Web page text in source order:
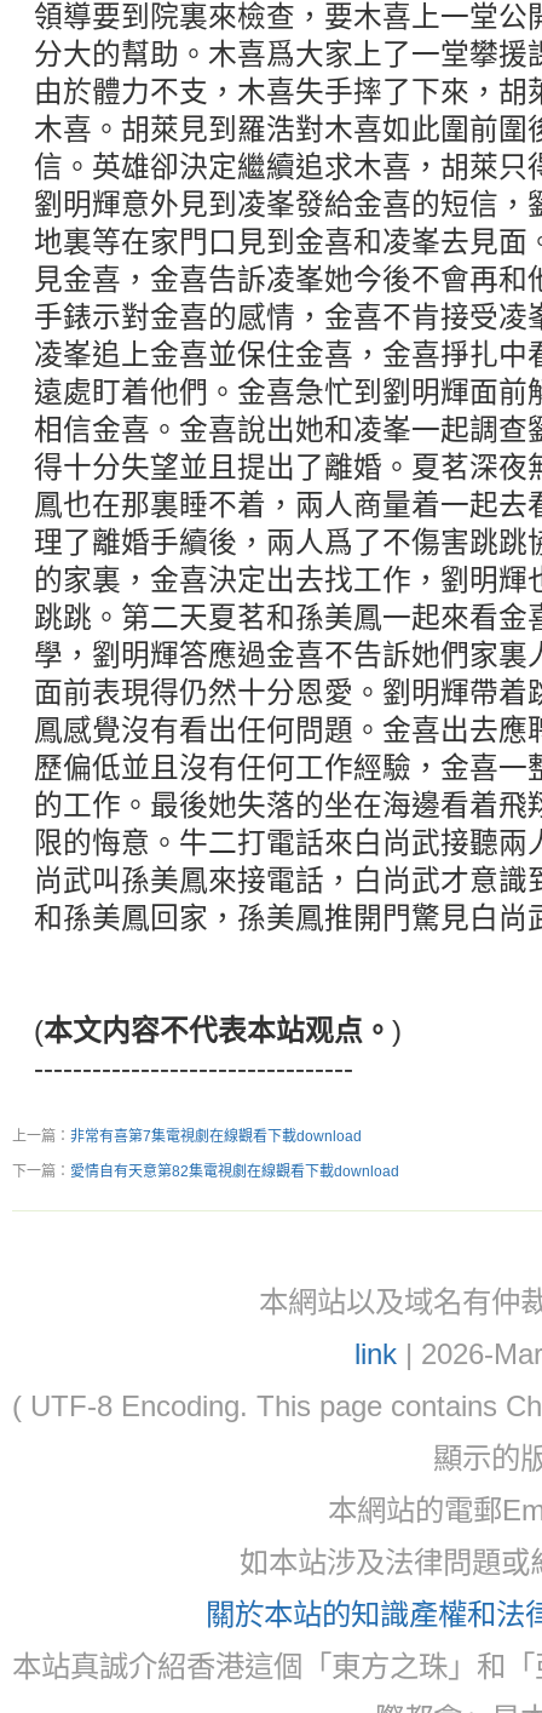
領導要到院裏來檢查，要木喜上一堂公
分大的幫助。木喜爲大家上了一堂攀援
由於體力不支，木喜失手摔了下來，胡
木喜。胡萊見到羅浩對木喜如此圍前圍
信。英雄卻決定繼續追求木喜，胡萊只
劉明輝意外見到凌峯發給金喜的短信，
地裏等在家門口見到金喜和凌峯去見面
見金喜，金喜告訴凌峯她今後不會再
手錶示對金喜的感情，金喜不肯接受凌
凌峯追上金喜並保住金喜，金喜掙扎中
遠處盯着他們。金喜急忙到劉明輝面前
相信金喜。金喜說出她和凌峯一起調查
得十分失望並且提出了離婚。夏茗深夜
鳳也在那裏睡不着，兩人商量着一起去
理了離婚手續後，兩人爲了不傷害跳跳
的家裏，金喜決定出去找工作，劉明輝
跳跳。第二天夏茗和孫美鳳一起來看金
學，劉明輝答應過金喜不告訴她們家裏
面前表現得仍然十分恩愛。劉明輝帶着
鳳感覺沒有看出任何問題。金喜出去應
歷偏低並且沒有任何工作經驗，金喜一
的工作。最後她失落的坐在海邊看着飛
限的悔意。牛二打電話來白尚武接聽
尚武叫孫美鳳來接電話，白尚武才意識
和孫美鳳回家，孫美鳳推開門驚見白尚
(本文内容不代表本站观点。 )
---------------------------------
上一篇： 非常有喜第7集電視劇在線觀看下載download
下一篇： 愛情自有天意第82集電視劇在線觀看下載download
本網站以及域名有仲
link| 2026-
( UTF-8 Encoding. This page contains
顯示的
本網站的電郵
如本站涉及法律問題
關於本站的知識產權和法
本站真誠介紹香港這個「東方之珠」和